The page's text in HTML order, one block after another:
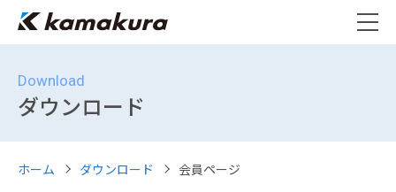
Download
ダウンロード
ホーム ダウンロード 会員ページ